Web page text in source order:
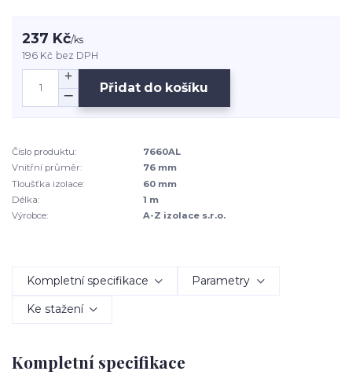
237 Kč/ks
196 Kč bez DPH
Přidat do košíku
Číslo produktu:
7660AL
Vnitřní průměr:
76 mm
Tloušťka izolace:
60 mm
Délka:
1 m
Výrobce:
A-Z izolace s.r.o.
Kompletní specifikace Parametry
Ke stažení
Kompletní specifikace